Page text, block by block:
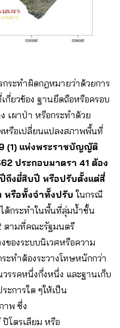
กระทำผิดกฎหมายว่าด้วยการ
กี่ยวข้อง ฐานยึดถือหรือครอบ
เผาป่า หรือกระทำด้วย
หรือเปลี่ยนแปลงสภาพพื้นที่
(1) แห่งพระราชบัญญัติ
ประกอบมาตรา 41 ต้อง
ถึงยี่สิบปี หรือปรับตั้งแต่สี่
หรือทั้งจำทั้งปรับ ในกรณี
ด้กระทำในพื้นที่ลุ่มน้ำชั้น
ตามที่คณะรัฐมนตรี
องระบบนิเวศหรือความ
ทำต้องระวางโทษหนักกว่า
รคหนึ่งกึ่งหนึ่ง​ และฐานเก็บ
ะการใด ๆให้เป็น
าพ​ ซึ่ง
โตรเลียม หรือ